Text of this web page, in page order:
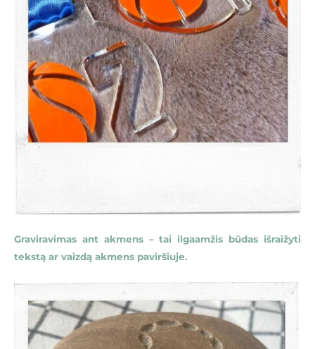
Graviravimas ant akmens – tai ilgaamžis būdas išraižyti
tekstą ar vaizdą akmens paviršiuje.